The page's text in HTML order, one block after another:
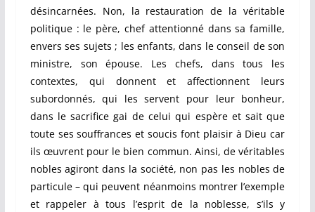
désincarnées. Non, la restauration de la véritable
politique : le père, chef attentionné dans sa famille,
envers ses sujets ; les enfants, dans le conseil de son
ministre, son épouse. Les chefs, dans tous les
contextes, qui donnent et affectionnent leurs
subordonnés, qui les servent pour leur bonheur,
dans le sacrifice gai de celui qui espère et sait que
toute ses souffrances et soucis font plaisir à Dieu car
ils œuvrent pour le bien commun. Ainsi, de véritables
nobles agiront dans la société, non pas les nobles de
particule – qui peuvent néanmoins montrer l’exemple
et rappeler à tous l’esprit de la noblesse, s’ils y